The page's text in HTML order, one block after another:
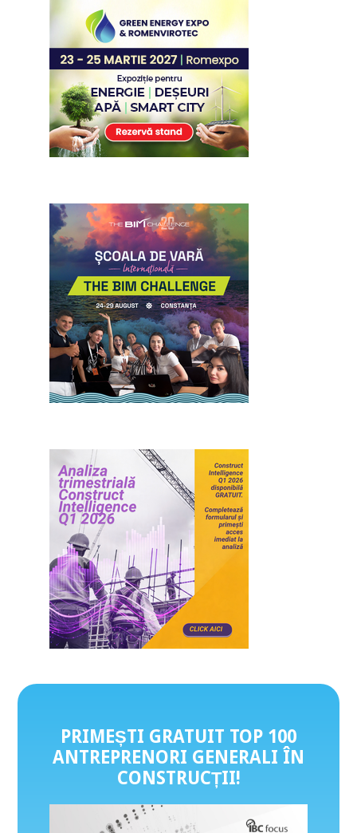
PRIMEȘTI GRATUIT TOP 100
ANTREPRENORI GENERALI ÎN
CONSTRUCȚII!